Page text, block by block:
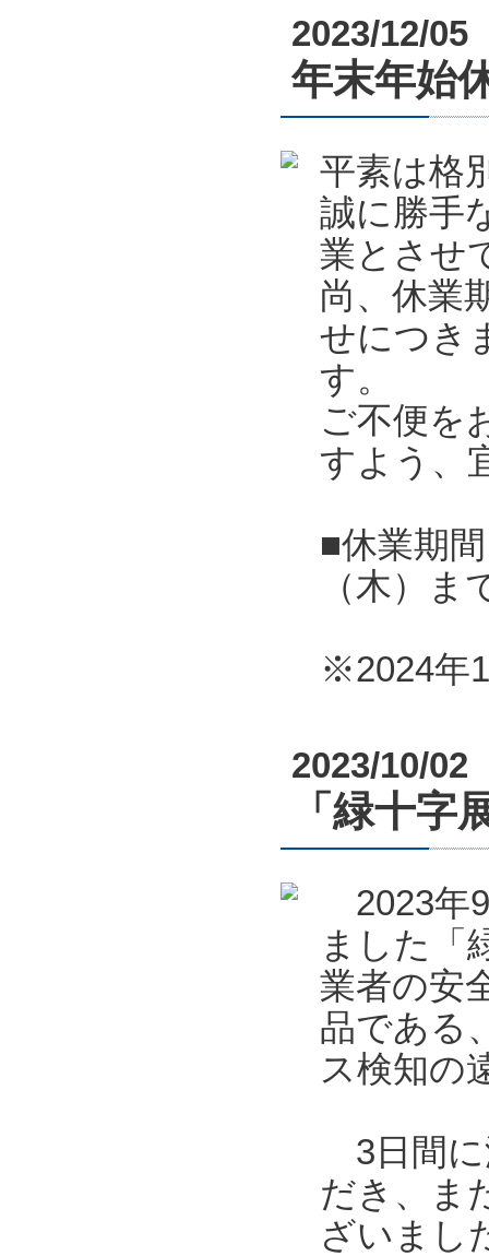
2023/12/05
年末年始
平素は格
誠に勝手
業とさせ
尚、休業
せにつき
す。
ご不便を
すよう、
■休業期
（木）ま
※2024年
2023/10/02
「緑十
2023年9
ました「
業者の安
品である
ス検知の
3日間に
だき、ま
ざいまし